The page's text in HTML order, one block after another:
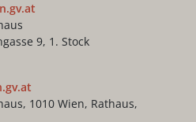
9, 1. Stock
1010 Wien, Rathaus,